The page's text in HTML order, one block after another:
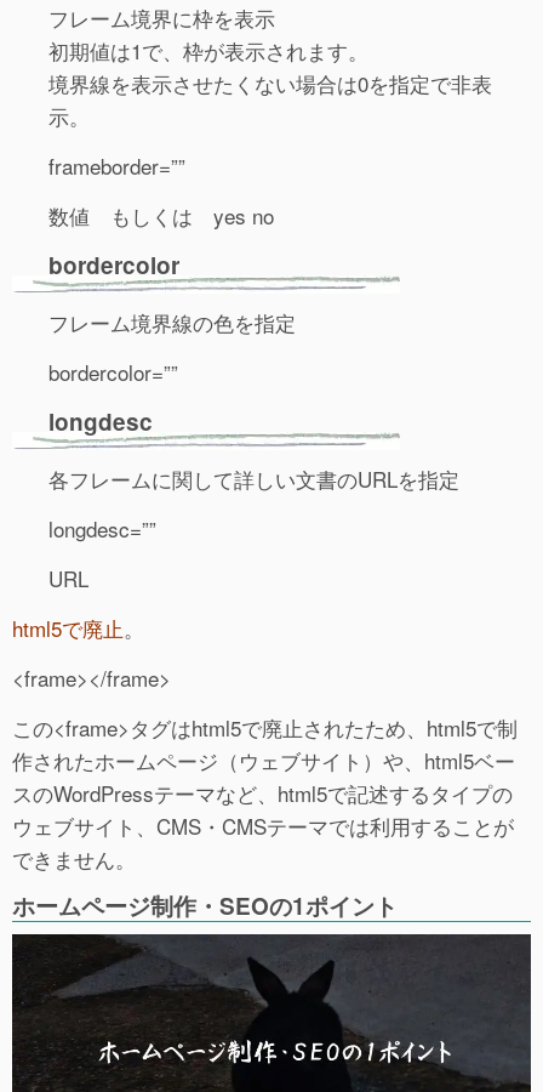
フレーム境界に枠を表示
初期値は1で、枠が表示されます。
境界線を表示させたくない場合は0を指定で非表
示。
frameborder=””
数値 もしくは yes no
bordercolor
フレーム境界線の色を指定
bordercolor=””
longdesc
各フレームに関して詳しい文書のURLを指定
longdesc=””
URL
html5で廃止。
<frame></frame>
この<frame>タグはhtml5で廃止されたため、html5で制
作されたホームページ（ウェブサイト）や、html5ベー
スのWordPressテーマなど、html5で記述するタイプの
ウェブサイト、CMS・CMSテーマでは利用することが
できません。
ホームページ制作・SEOの1ポイント